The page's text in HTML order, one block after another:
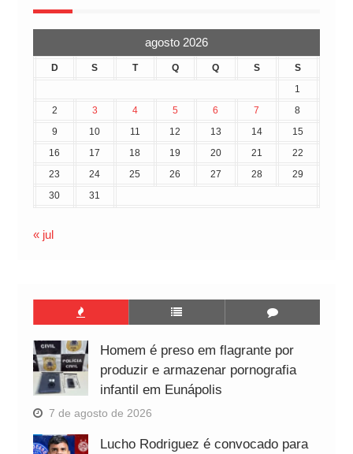
agosto 2026
D S T Q Q S
S
1
2
3 4 5 6 7
8
9
10 11 12 13 14
15
16
17 18 19 20 21
22
23
24 25 26 27 28
29
30
31
« jul
Homem é preso em flagrante por
produzir e armazenar pornografia
infantil em Eunápolis
7 de agosto de 2026
Lucho Rodriguez é convocado para